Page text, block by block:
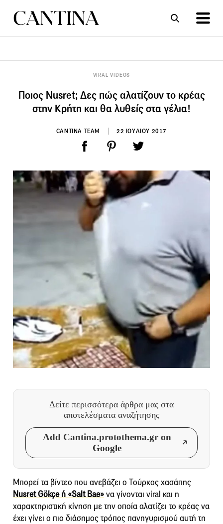
VIRAL VIDEOS
Ποιος Nusret; Δες πώς αλατίζουν το κρέας
στην Κρήτη και θα λυθείς στα γέλια!
CANTINA TEAM 22 ΙΟΥΛΙΟΥ 2017
Δείτε περισσότερα άρθρα μας στα
αποτελέσματα αναζήτησης
Add Cantina.protothema.gr on
Google
Μπορεί τα βίντεο που ανεβάζει ο Τούρκος χασάπης
Nusret Gökçe ή «Salt Bae»να γίνονται viral και η
χαρακτηριστική κίνηση με την οποία αλατίζει το κρέας να
έχει γίνει ο πιο διάσημος τρόπος πανηγυρισμού αυτή τη